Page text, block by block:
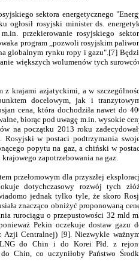
sektora energetycznego
ogłosił rosyjski minister ds.
przekierowanie rosyjskiego
program ,,pozwoli rosyjskim
globalnym rynku ropy i gazu".[7]
większych wolumenów tych
z krajami azjatyckimi, a w
docelowym, jak i
cena, która dochodziła nawet do
biorąc pod uwagę m.in. wysokie
na początku 2013 roku
Rosyjski w postaci podtrzymania
popytu na gaz, a chiński w
zapotrzebowania na gaz.
przełomowym dla przyszłej
dotychczasowy rozwój tych
jednak tylko tyle, że skoro
znacząco obniżyć proponowaną
rurociągu o przepustowości 32 mld
Pekin oczekuje dostaw gazu
Azji Centralnej) [9]. Niezwykle
LNG do Chin i do Korei Płd. z
Chin, co uczyniłoby Państwo